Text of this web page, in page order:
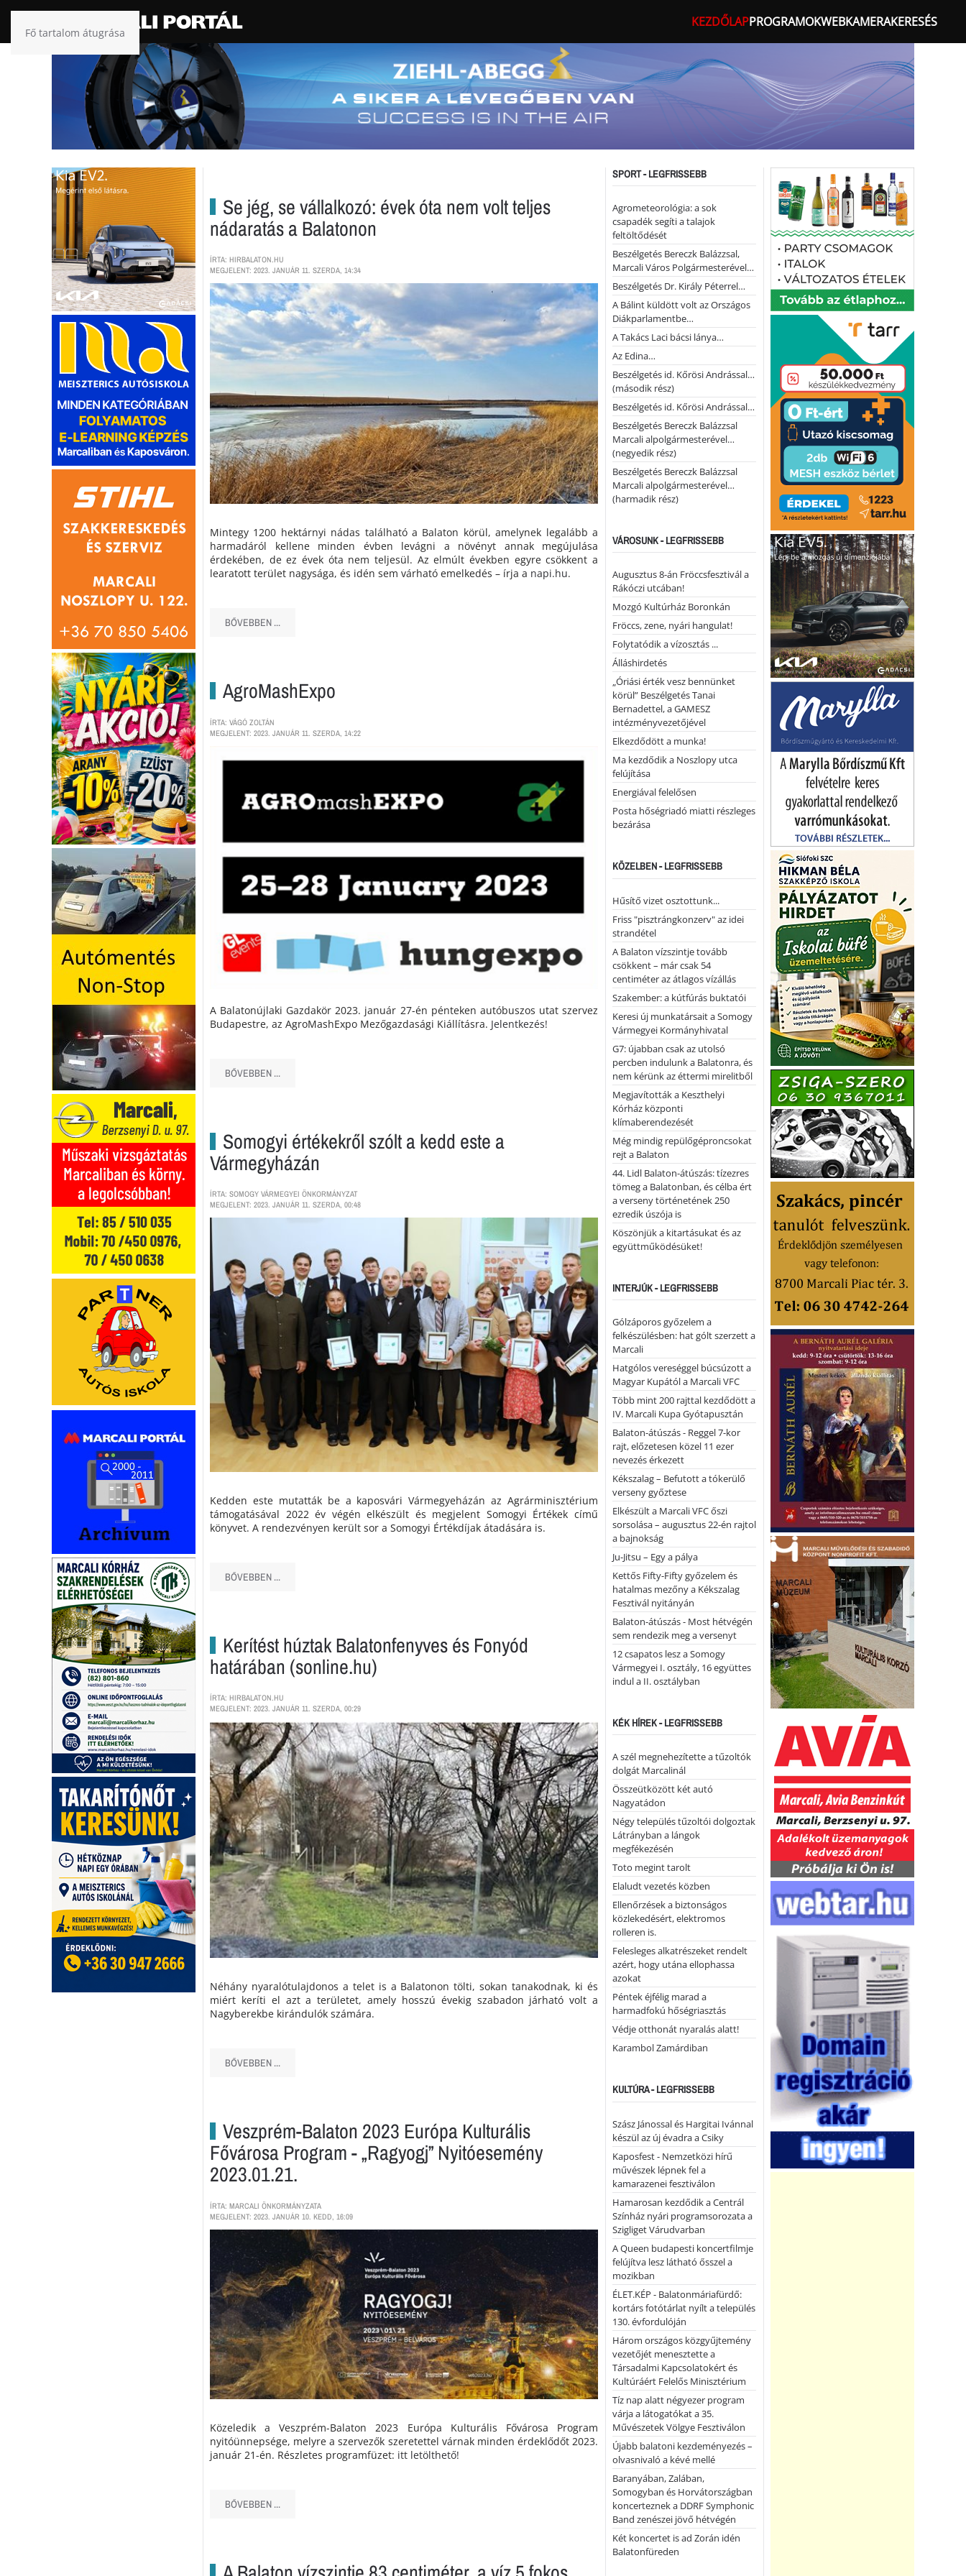
Fő tartalom átugrása
KEZDŐLAPPROGRAMOKWEBKAMERAKERESÉS
Se jég, se vállalkozó: évek óta nem volt teljes
nádaratás a Balatonon
ÍRTA: HIRBALATON.HU
MEGJELENT: 2023. JANUÁR 11. SZERDA, 14:34
Mintegy 1200 hektárnyi nádas található a Balaton körül, amelynek legalább a
harmadáról kellene minden évben levágni a növényt annak megújulása
érdekében, de ez évek óta nem teljesül. Az elmúlt években egyre csökkent a
learatott terület nagysága, és idén sem várható emelkedés – írja a napi.hu.
BŐVEBBEN ...
AgroMashExpo
ÍRTA: VÁGÓ ZOLTÁN
MEGJELENT: 2023. JANUÁR 11. SZERDA, 14:22
A Balatonújlaki Gazdakör 2023. január 27-én pénteken autóbuszos utat szervez
Budapestre, az AgroMashExpo Mezőgazdasági Kiállításra. Jelentkezés!
BŐVEBBEN ...
Somogyi értékekről szólt a kedd este a
Vármegyházán
ÍRTA: SOMOGY VÁRMEGYEI ÖNKORMÁNYZAT
MEGJELENT: 2023. JANUÁR 11. SZERDA, 00:48
Kedden este mutatták be a kaposvári Vármegyeházán az Agrárminisztérium
támogatásával 2022 év végén elkészült és megjelent Somogyi Értékek című
könyvet. A rendezvényen került sor a Somogyi Értékdíjak átadására is.
BŐVEBBEN ...
Kerítést húztak Balatonfenyves és Fonyód
határában (sonline.hu)
ÍRTA: HIRBALATON.HU
MEGJELENT: 2023. JANUÁR 11. SZERDA, 00:29
Néhány nyaralótulajdonos a telet is a Balatonon tölti, sokan tanakodnak, ki és
miért keríti el azt a területet, amely hosszú évekig szabadon járható volt a
Nagyberekbe kirándulók számára.
BŐVEBBEN ...
Veszprém-Balaton 2023 Európa Kulturális
Fővárosa Program - „Ragyogj” Nyitóesemény
2023.01.21.
ÍRTA: MARCALI ÖNKORMÁNYZATA
MEGJELENT: 2023. JANUÁR 10. KEDD, 16:09
Közeledik a Veszprém-Balaton 2023 Európa Kulturális Fővárosa Program
nyitóünnepsége, melyre a szervezők szeretettel várnak minden érdeklődőt 2023.
január 21-én. Részletes programfüzet: itt letölthető!
BŐVEBBEN ...
SPORT - LEGFRISSEBB
Agrometeorológia: a sok
csapadék segíti a talajok
feltöltődését
Beszélgetés Bereczk Balázzsal,
Marcali Város Polgármesterével…
Beszélgetés Dr. Király Péterrel…
A Bálint küldött volt az Országos
Diákparlamentbe…
A Takács Laci bácsi lánya…
Az Edina…
Beszélgetés id. Kőrösi Andrással…
(második rész)
Beszélgetés id. Kőrösi Andrással…
Beszélgetés Bereczk Balázzsal
Marcali alpolgármesterével…
(negyedik rész)
Beszélgetés Bereczk Balázzsal
Marcali alpolgármesterével…
(harmadik rész)
VÁROSUNK - LEGFRISSEBB
Augusztus 8-án Fröccsfesztivál a
Rákóczi utcában!
Mozgó Kultúrház Boronkán
Fröccs, zene, nyári hangulat!
Folytatódik a vízosztás ...
Álláshirdetés
„Óriási érték vesz bennünket
körül” Beszélgetés Tanai
Bernadettel, a GAMESZ
intézményvezetőjével
Elkezdődött a munka!
Ma kezdődik a Noszlopy utca
felújítása
Energiával felelősen
Posta hőségriadó miatti részleges
bezárása
KÖZELBEN - LEGFRISSEBB
Hűsítő vizet osztottunk...
Friss "pisztrángkonzerv" az idei
strandétel
A Balaton vízszintje tovább
csökkent – már csak 54
centiméter az átlagos vízállás
Szakember: a kútfúrás buktatói
Keresi új munkatársait a Somogy
Vármegyei Kormányhivatal
G7: újabban csak az utolsó
percben indulunk a Balatonra, és
nem kérünk az éttermi mirelitből
Megjavították a Keszthelyi
Kórház központi
klímaberendezését
Még mindig repülőgéproncsokat
rejt a Balaton
44. Lidl Balaton-átúszás: tízezres
tömeg a Balatonban, és célba ért
a verseny történetének 250
ezredik úszója is
Köszönjük a kitartásukat és az
együttműködésüket!
INTERJÚK - LEGFRISSEBB
Gólzáporos győzelem a
felkészülésben: hat gólt szerzett a
Marcali
Hatgólos vereséggel búcsúzott a
Magyar Kupától a Marcali VFC
Több mint 200 rajttal kezdődött a
IV. Marcali Kupa Gyótapusztán
Balaton-átúszás - Reggel 7-kor
rajt, előzetesen közel 11 ezer
nevezés érkezett
Kékszalag – Befutott a tókerülő
verseny győztese
Elkészült a Marcali VFC őszi
sorsolása – augusztus 22-én rajtol
a bajnokság
Ju-Jitsu – Egy a pálya
Kettős Fifty-Fifty győzelem és
hatalmas mezőny a Kékszalag
Fesztivál nyitányán
Balaton-átúszás - Most hétvégén
sem rendezik meg a versenyt
12 csapatos lesz a Somogy
Vármegyei I. osztály, 16 együttes
indul a II. osztályban
KÉK HÍREK - LEGFRISSEBB
A szél megnehezítette a tűzoltók
dolgát Marcalinál
Összeütközött két autó
Nagyatádon
Négy település tűzoltói dolgoztak
Látrányban a lángok
megfékezésén
Toto megint tarolt
Elaludt vezetés közben
Ellenőrzések a biztonságos
közlekedésért, elektromos
rolleren is.
Felesleges alkatrészeket rendelt
azért, hogy utána ellophassa
azokat
Péntek éjfélig marad a
harmadfokú hőségriasztás
Védje otthonát nyaralás alatt!
Karambol Zamárdiban
KULTÚRA - LEGFRISSEBB
Szász Jánossal és Hargitai Ivánnal
készül az új évadra a Csiky
Kaposfest - Nemzetközi hírű
művészek lépnek fel a
kamarazenei fesztiválon
Hamarosan kezdődik a Centrál
Színház nyári programsorozata a
Szigliget Várudvarban
A Queen budapesti koncertfilmje
felújítva lesz látható ősszel a
mozikban
ÉLET.KÉP - Balatonmáriafürdő:
kortárs fotótárlat nyílt a település
130. évfordulóján
Három országos közgyűjtemény
vezetőjét menesztette a
Társadalmi Kapcsolatokért és
Kultúráért Felelős Minisztérium
Tíz nap alatt négyezer program
várja a látogatókat a 35.
Művészetek Völgye Fesztiválon
Újabb balatoni kezdeményezés –
olvasnivaló a kévé mellé
Baranyában, Zalában,
Somogyban és Horvátországban
koncerteznek a DDRF Symphonic
Band zenészei jövő hétvégén
Két koncertet is ad Zorán idén
Balatonfüreden